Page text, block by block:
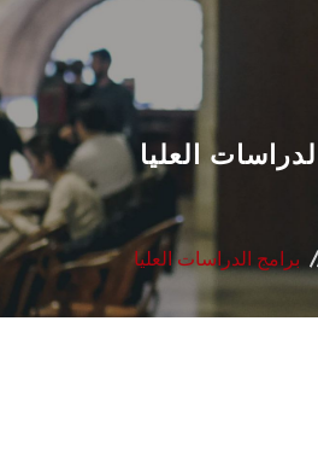
الرئيسيـة
عن الجامعة
القطاعـات
الشئون الأكاديمية
البحث العلمي
العليا
برامج الدراسات العليا